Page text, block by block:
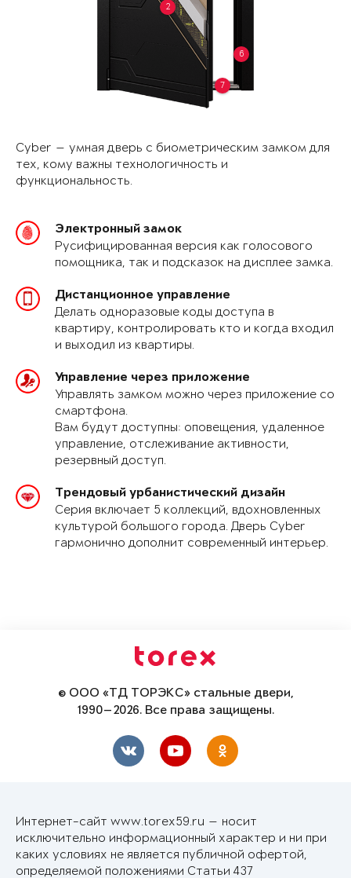
2
6
7
Cyber — умная дверь с биометрическим замком для
тех, кому важны технологичность и
функциональность.
Электронный замок
Русифицированная версия как голосового
помощника, так и подсказок на дисплее замка.
Дистанционное управление
Делать одноразовые коды доступа в
квартиру, контролировать кто и когда входил
и выходил из квартиры.
Управление через приложение
Управлять замком можно через приложение со
смартфона.
Вам будут доступны: оповещения, удаленное
управление, отслеживание активности,
резервный доступ.
Трендовый урбанистический дизайн
Серия включает 5 коллекций, вдохновленных
культурой большого города. Дверь Cyber
гармонично дополнит современный интерьер.
© ООО «ТД ТОРЭКС» стальные двери,
1990—2026. Все права защищены.
Интернет-сайт www.torex59.ru — носит
исключительно информационный характер и ни при
каких условиях не является публичной офертой,
определяемой положениями Статьи 437